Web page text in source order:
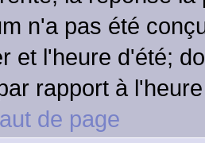
n'a pas été
et l'heure d'été;
rapport à
de page